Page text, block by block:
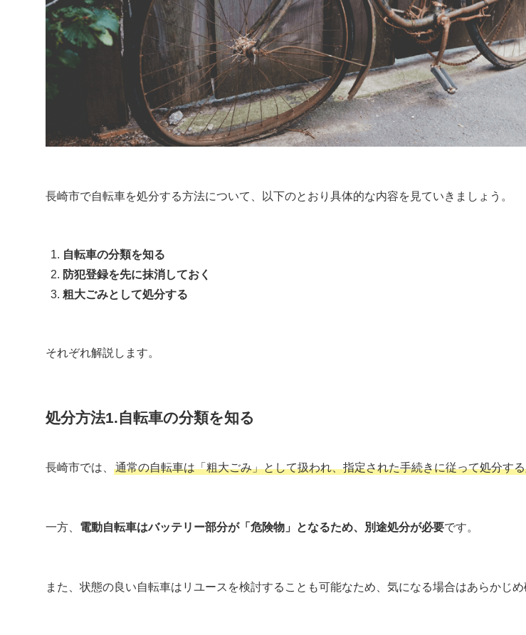
長崎市で自転車を処分する方法について、以下のとおり具体的な内容を見ていきましょう。
自転車の分類を知る
防犯登録を先に抹消しておく
粗大ごみとして処分する
それぞれ解説します。
処分方法1.自転車の分類を知る
長崎市では、 通常の自転車は「粗大ごみ」として扱われ、指定された手続きに従って処分す
一方、 電動自転車はバッテリー部分が「危険物」となるため、別途処分が必要です。
また、状態の良い自転車はリユースを検討することも可能なため、気になる場合はあらかじめ